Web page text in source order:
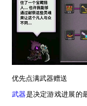
优先点满武器赠送
武器是决定游戏进展的